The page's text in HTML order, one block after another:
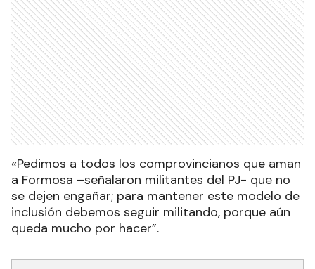
«Pedimos a todos los comprovincianos que aman
a Formosa –señalaron militantes del PJ- que no
se dejen engañar; para mantener este modelo de
inclusión debemos seguir militando, porque aún
queda mucho por hacer”.